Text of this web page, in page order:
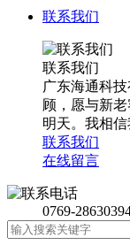
联系我们
联系我们
广东海通科
顾，愿与新
明天。我相
联系我们
在线留言
0769-